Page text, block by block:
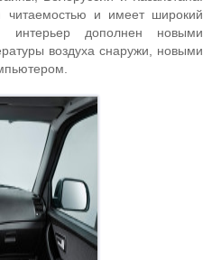
читаемостью и имеет широкий
интерьер дополнен новыми
воздуха снаружи, новыми